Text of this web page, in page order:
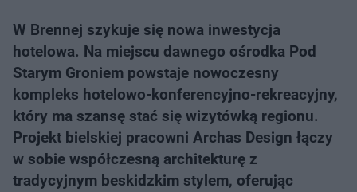
W Brennej szykuje się nowa inwestycja
hotelowa. Na miejscu dawnego ośrodka Pod
Starym Groniem powstaje nowoczesny
kompleks hotelowo-konferencyjno-rekreacyjny,
który ma szansę stać się wizytówką regionu.
Projekt bielskiej pracowni Archas Design łączy
w sobie współczesną architekturę z
tradycyjnym beskidzkim stylem, oferując